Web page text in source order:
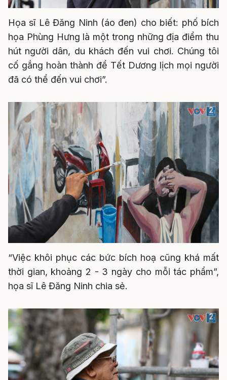
Họa sĩ Lê Đăng Ninh (áo đen) cho biết: phố bích
họa Phùng Hưng là một trong những địa điểm thu
hút người dân, du khách đến vui chơi. Chúng tôi
cố gắng hoàn thành để Tết Dương lịch mọi người
đã có thể đến vui chơi”.
“Việc khôi phục các bức bích hoạ cũng khá mất
thời gian, khoảng 2 - 3 ngày cho mỗi tác phẩm”,
họa sĩ Lê Đăng Ninh chia sẻ.